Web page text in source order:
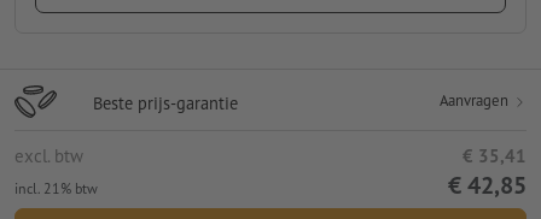
Beste prijs-garantie Aanvragen
excl. btw € 35,41
incl. 21% btw € 42,85